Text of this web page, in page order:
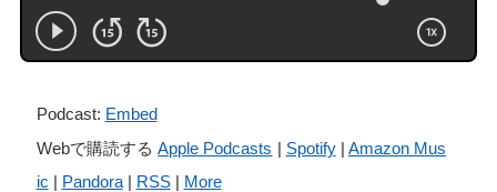
Podcast: Embed
Webで購読するApple Podcasts | Spotify| Amazon Mus
ic | Pandora| RSS| More